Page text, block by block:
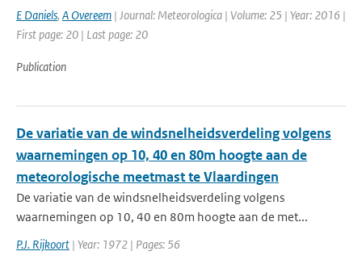
E Daniels, A Overeem | Journal: Meteorologica | Volume: 25 | Year: 2016 |
First page: 20 | Last page: 20
Publication
De variatie van de windsnelheidsverdeling volgens
waarnemingen op 10, 40 en 80m hoogte aan de
meteorologische meetmast te Vlaardingen
De variatie van de windsnelheidsverdeling volgens
waarnemingen op 10, 40 en 80m hoogte aan de met...
P.J. Rijkoort | Year: 1972 | Pages: 56